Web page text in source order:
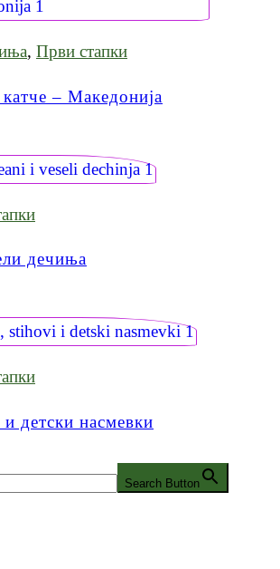
, Први стапки
– Македонија
дечиња
детски насмевки
Search Button